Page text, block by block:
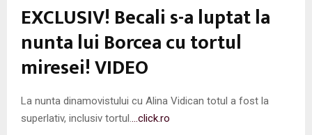
EXCLUSIV! Becali s-a luptat la
nunta lui Borcea cu tortul
miresei! VIDEO
La nunta dinamovistului cu Alina Vidican totul a fost la
superlativ, inclusiv tortul.
…click.ro